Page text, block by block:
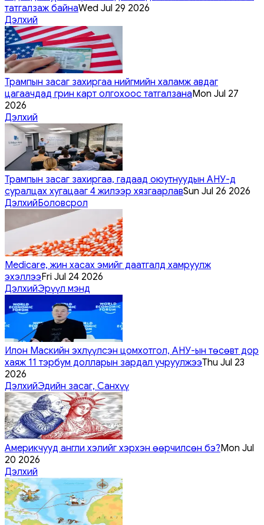
татгалзаж байнаWed Jul 29 2026
Дэлхий
Трампын засаг захиргаа нийгмийн халамж авдаг
цагаачдад грин карт олгохоос татгалзанаMon Jul 27
2026
Дэлхий
Трампын засаг захиргаа, гадаад оюутнуудын АНУ-д
суралцах хугацааг 4 жилээр хязгаарлавSun Jul 26 2026
ДэлхийБоловсрол
Medicare, жин хасах эмийг даатгалд хамруулж
эхэллээFri Jul 24 2026
ДэлхийЭрүүл мэнд
Илон Маскийн эхлүүлсэн цомхотгол, АНУ-ын төсөвт дор
хаяж 11 тэрбум долларын зардал учруулжээThu Jul 23
2026
ДэлхийЭдийн засаг, Санхүү
Америкчууд англи хэлийг хэрхэн өөрчилсөн бэ?Mon Jul
20 2026
Дэлхий